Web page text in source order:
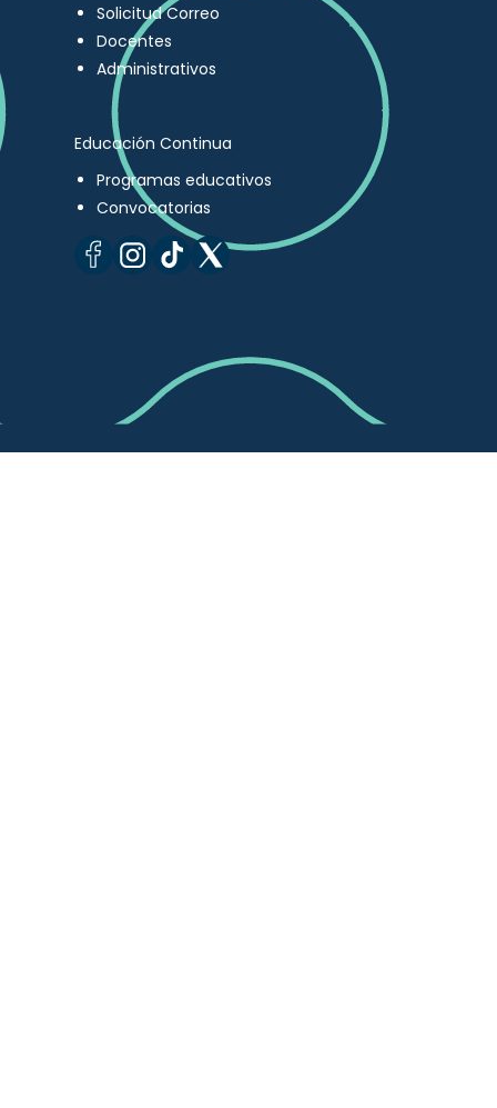
Solicitud Correo
Docentes
Administrativos
Educación Continua
Programas educativos
Convocatorias